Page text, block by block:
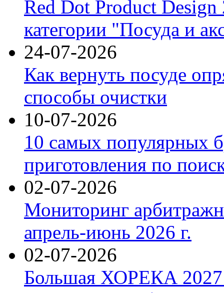
Red Dot Product Design
категории "Посуда и
24-07-2026
Как вернуть посуде
способы очистки
10-07-2026
10 самых популярных
приготовления по
02-07-2026
Мониторинг
апрель-июнь 2026 г.
02-07-2026
Большая ХОРЕКА 2027: